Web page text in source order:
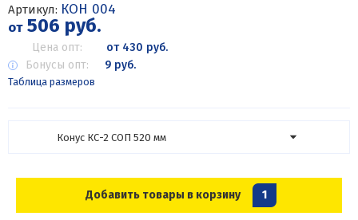
Артикул: КОН 004
от506 руб.
Цена опт:
от 430 руб.
Бонусы опт:
9 руб.
Таблица размеров
Конус КС-2 СОП 520 мм
Добавить товары в корзину 1